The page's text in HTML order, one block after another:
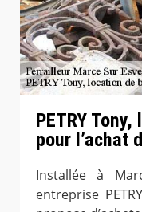
PETRY
pour l’achat
Installée à
entreprise